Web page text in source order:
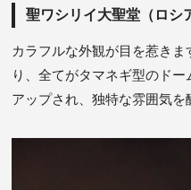
聖ワシリイ大聖堂（ロシ
カラフルな外観が目を惹き
り、全てがタマネギ型のド
アップされ、独特な雰囲気を